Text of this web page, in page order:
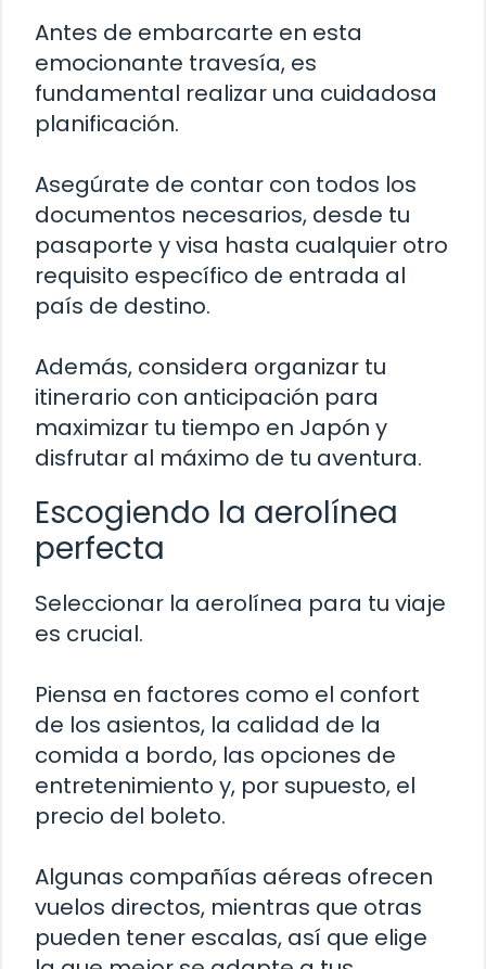
Antes de embarcarte en esta
emocionante travesía, es
fundamental realizar una cuidadosa
planificación.
Asegúrate de contar con todos los
documentos necesarios, desde tu
pasaporte y visa hasta cualquier otro
requisito específico de entrada al
país de destino.
Además, considera organizar tu
itinerario con anticipación para
maximizar tu tiempo en Japón y
disfrutar al máximo de tu aventura.
Escogiendo la aerolínea
perfecta
Seleccionar la aerolínea para tu viaje
es crucial.
Piensa en factores como el confort
de los asientos, la calidad de la
comida a bordo, las opciones de
entretenimiento y, por supuesto, el
precio del boleto.
Algunas compañías aéreas ofrecen
vuelos directos, mientras que otras
pueden tener escalas, así que elige